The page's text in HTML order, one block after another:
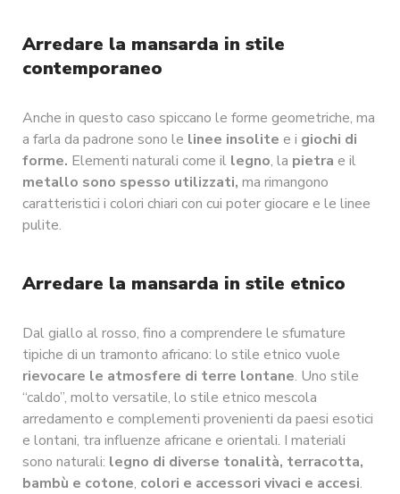
Arredare la mansarda in stile
contemporaneo
Anche in questo caso spiccano le forme geometriche, ma
a farla da padrone sono le linee insolite e i giochi di
forme. Elementi naturali come il legno, la pietra e il
metallo sono spesso utilizzati, ma rimangono
caratteristici i colori chiari con cui poter giocare e le linee
pulite.
Arredare la mansarda in stile etnico
Dal giallo al rosso, fino a comprendere le sfumature
tipiche di un tramonto africano: lo stile etnico vuole
rievocare le atmosfere di terre lontane. Uno stile
“caldo”, molto versatile, lo stile etnico mescola
arredamento e complementi provenienti da paesi esotici
e lontani, tra influenze africane e orientali. I materiali
sono naturali: legno di diverse tonalità, terracotta,
bambù e cotone, colori e accessori vivaci e accesi.